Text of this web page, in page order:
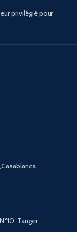
privilégié pour
Tanger